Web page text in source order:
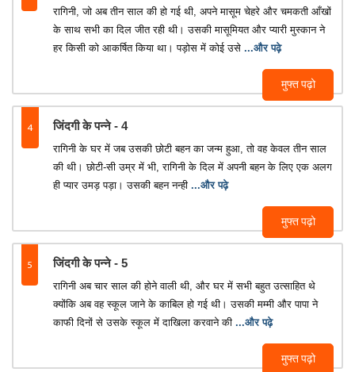
मुफ्त पढ़ो
रागिनी, जो अब तीन साल की हो गई थी, अपने मासूम चेहरे और चमकती आँखों
के साथ सभी का दिल जीत रही थी। उसकी मासूमियत और प्यारी मुस्कान ने
हर किसी को आकर्षित किया था। पड़ोस में कोई उसे ...और पढ़े
4 जिंदगी के पन्ने - 4
मुफ्त पढ़ो
रागिनी के घर में जब उसकी छोटी बहन का जन्म हुआ, तो वह केवल तीन साल
की थी। छोटी-सी उम्र में भी, रागिनी के दिल में अपनी बहन के लिए एक अलग
ही प्यार उमड़ पड़ा। उसकी बहन नन्ही ...और पढ़े
5 जिंदगी के पन्ने - 5
मुफ्त पढ़ो
रागिनी अब चार साल की होने वाली थी, और घर में सभी बहुत उत्साहित थे
क्योंकि अब वह स्कूल जाने के काबिल हो गई थी। उसकी मम्मी और पापा ने
काफी दिनों से उसके स्कूल में दाखिला करवाने की ...और पढ़े